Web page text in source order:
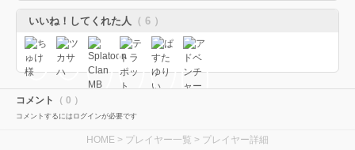
いいね！してくれた人 （ 6 ）
コメント （ 0 ）
コメントするにはログインが必要です
HOME > プレイヤー一覧 > プレイヤー詳細